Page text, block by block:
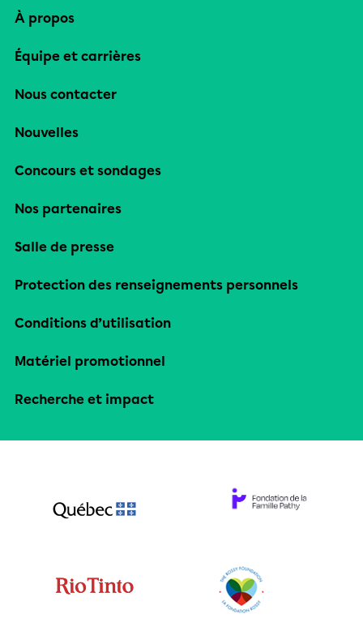
À propos
Équipe et carrières
Nous contacter
Nouvelles
Concours et sondages
Nos partenaires
Salle de presse
Protection des renseignements personnels
Conditions d’utilisation
Matériel promotionnel
Recherche et impact